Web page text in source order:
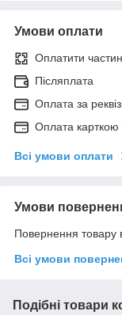
Умови оплати
Оплатити
Післяплата
Оплата за
Оплата
Всі умови оплати
Умови
Повернення товару
Всі умови
Подібні товари